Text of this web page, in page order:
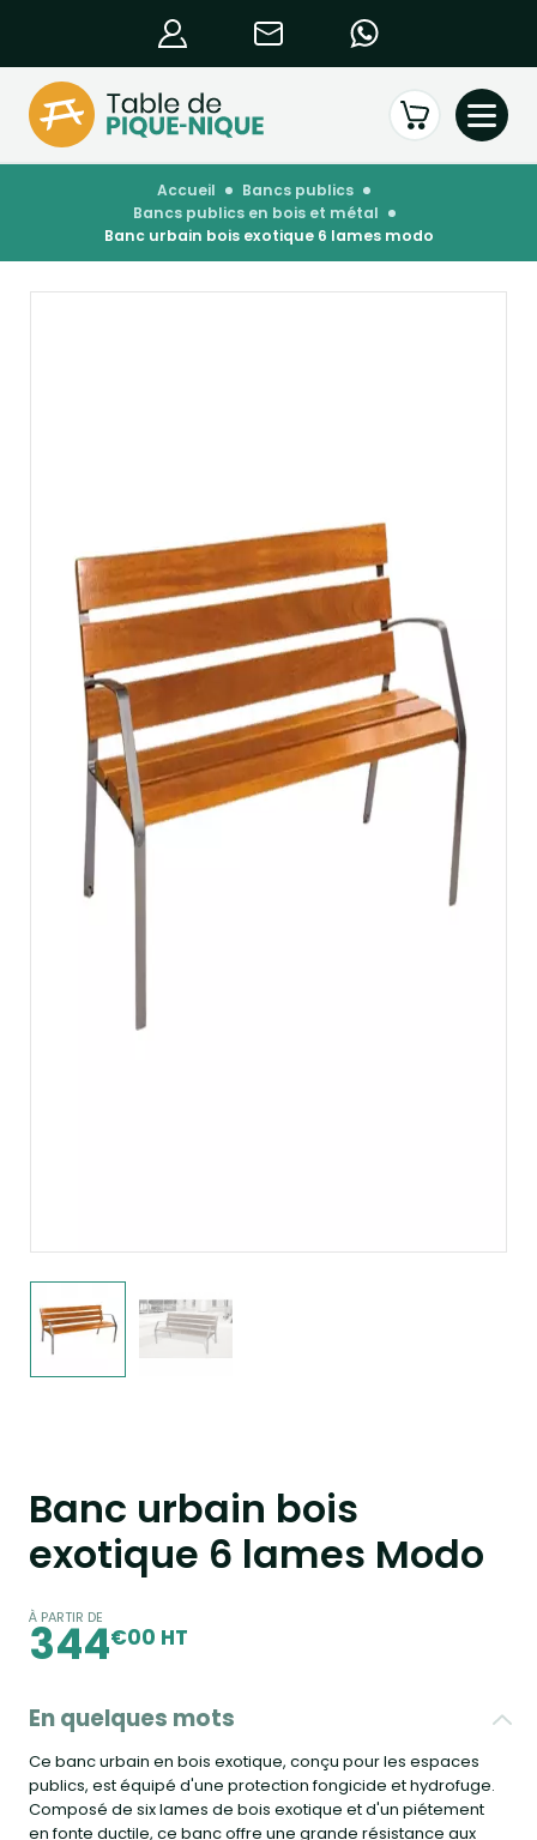
accueil
bancs publics
bancs publics en bois et métal
banc urbain bois exotique 6 lames modo
Banc urbain bois
exotique 6 lames Modo
À PARTIR DE
344€00 HT
En quelques mots
Ce banc urbain en bois exotique, conçu pour les espaces
publics, est équipé d'une protection fongicide et hydrofuge.
Composé de six lames de bois exotique et d'un piétement
en fonte ductile, ce banc offre une grande résistance aux